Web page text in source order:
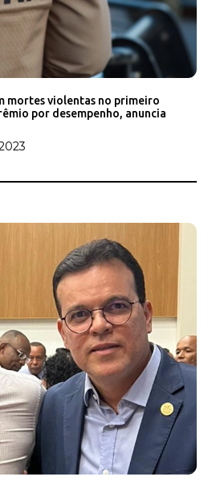
mortes violentas no primeiro
por desempenho, anuncia